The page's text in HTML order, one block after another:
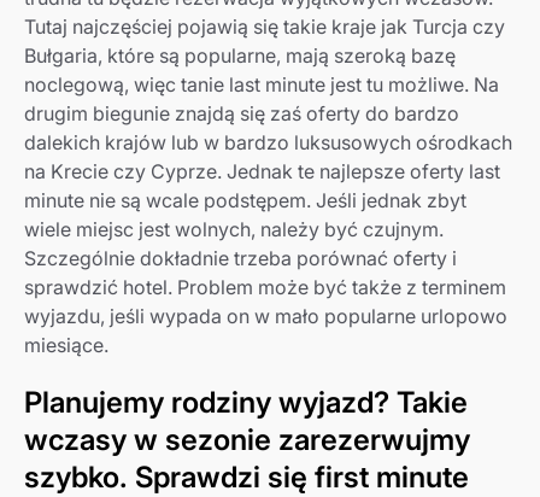
Tutaj najczęściej pojawią się takie kraje jak Turcja czy
Bułgaria, które są popularne, mają szeroką bazę
noclegową, więc tanie last minute jest tu możliwe. Na
drugim biegunie znajdą się zaś oferty do bardzo
dalekich krajów lub w bardzo luksusowych ośrodkach
na Krecie czy Cyprze. Jednak te najlepsze oferty last
minute nie są wcale podstępem. Jeśli jednak zbyt
wiele miejsc jest wolnych, należy być czujnym.
Szczególnie dokładnie trzeba porównać oferty i
sprawdzić hotel. Problem może być także z terminem
wyjazdu, jeśli wypada on w mało popularne urlopowo
miesiące.
Planujemy rodziny wyjazd? Takie
wczasy w sezonie zarezerwujmy
szybko. Sprawdzi się first minute